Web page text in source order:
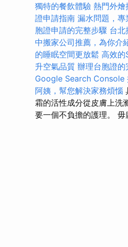
獨特的餐飲體驗 熱門外燴
證申請指南 漏水問題，
胞證申請的完整步驟 台北
中搬家公司推薦，為你介
的睡眠空間更放鬆 高效的
升空氣品質 辦理台胞證
Google Search Console
阿姨，幫您解決家務煩惱
霜的活性成分從皮膚上洗
要一個不負擔的護理。